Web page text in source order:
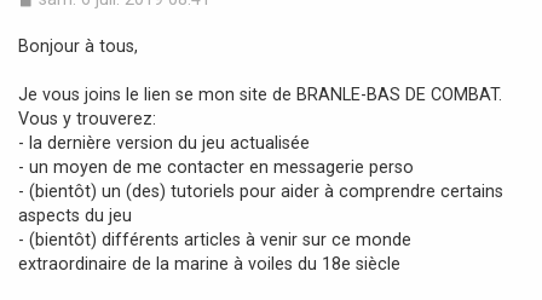
s
g
e
Bonjour à tous,
Je vous joins le lien se mon site de BRANLE-BAS DE COMBAT.
Vous y trouverez:
- la dernière version du jeu actualisée
- un moyen de me contacter en messagerie perso
- (bientôt) un (des) tutoriels pour aider à comprendre certains
aspects du jeu
- (bientôt) différents articles à venir sur ce monde
extraordinaire de la marine à voiles du 18e siècle